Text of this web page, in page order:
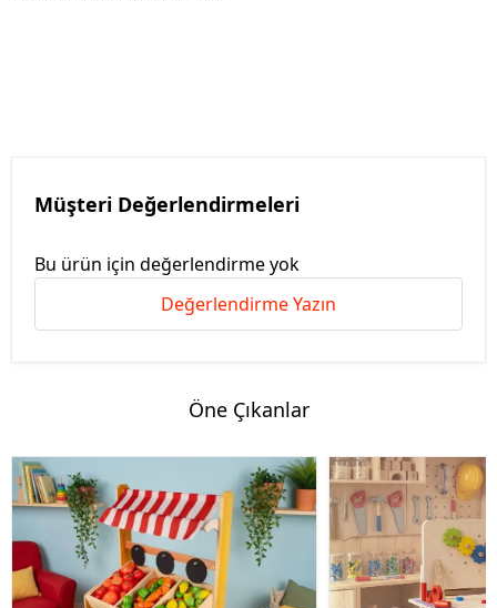
Müşteri Değerlendirmeleri
Bu ürün için değerlendirme yok
Değerlendirme Yazın
Öne Çıkanlar